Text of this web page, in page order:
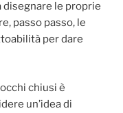
disegnare le proprie
passo passo, le
per dare
chiusi è
un’idea di